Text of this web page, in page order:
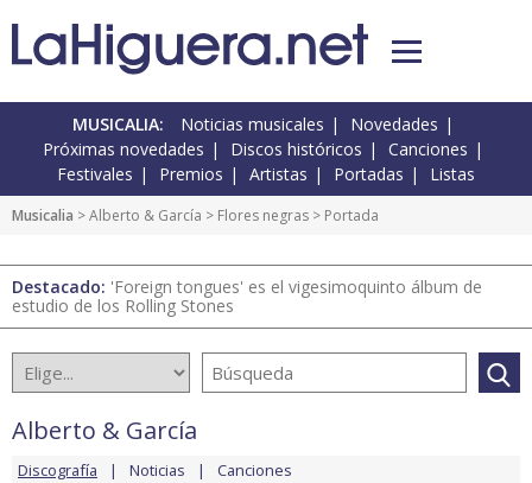
MUSICALIA: Noticias musicales
Novedades
Próximas novedades
Discos históricos
Canciones
Festivales
Premios Artistas Portadas Listas
Musicalia >Alberto & García > Flores negras > Portada
Destacado: 'Foreign tongues' es el vigesimoquinto álbum de
estudio de los Rolling Stones
Alberto & García
Discografía Noticias Canciones